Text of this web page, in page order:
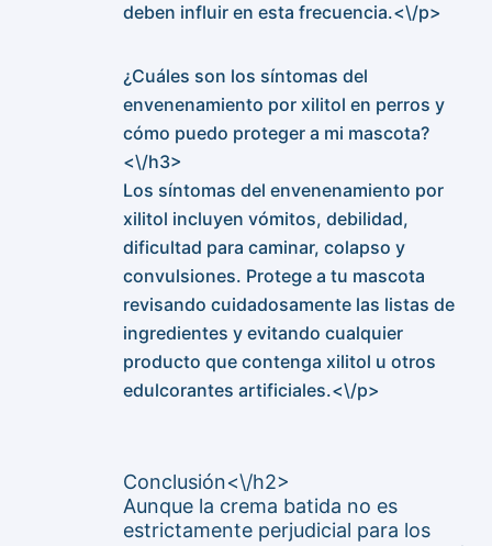
deben influir en esta frecuencia.<\/p>
¿Cuáles son los síntomas del
envenenamiento por xilitol en perros y
cómo puedo proteger a mi mascota?
<\/h3>
Los síntomas del envenenamiento por
xilitol incluyen vómitos, debilidad,
dificultad para caminar, colapso y
convulsiones. Protege a tu mascota
revisando cuidadosamente las listas de
ingredientes y evitando cualquier
producto que contenga xilitol u otros
edulcorantes artificiales.<\/p>
Conclusión<\/h2>
Aunque la crema batida no es
estrictamente perjudicial para los